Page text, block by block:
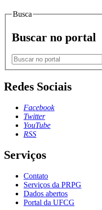
Busca
Buscar no portal
Redes Sociais
Facebook
Twitter
YouTube
RSS
Serviços
Contato
Serviços da PRPG
Dados abertos
Portal da UFCG